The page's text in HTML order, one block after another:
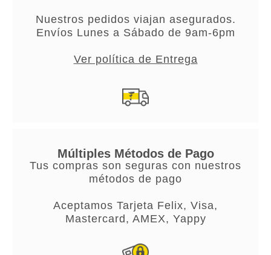
Nuestros pedidos viajan asegurados.
Envíos Lunes a Sábado de 9am-6pm
Ver política de Entrega
Múltiples Métodos de Pago
Tus compras son seguras con nuestros
métodos de pago
Aceptamos Tarjeta Felix, Visa,
Mastercard, AMEX, Yappy